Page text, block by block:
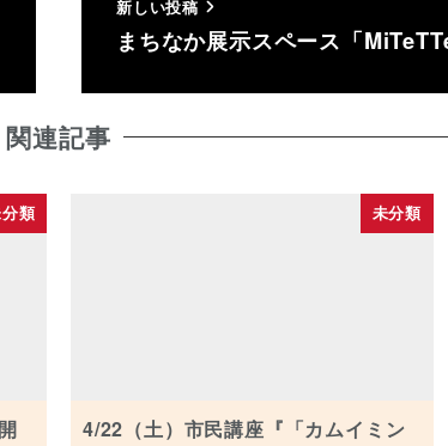
新しい投稿
まちなか展示スペース「
関連記事
類 未分類
4/22（土）市民講座『「カムイミン